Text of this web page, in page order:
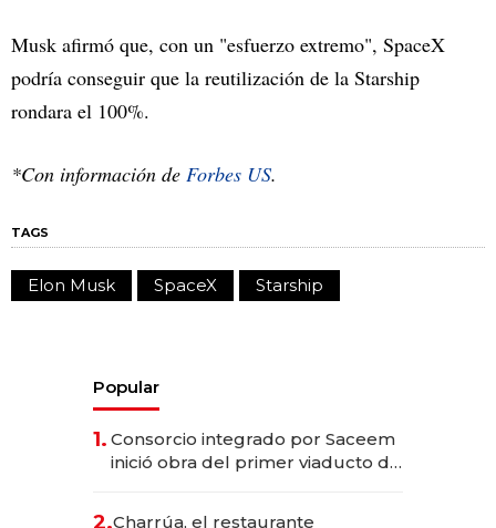
Musk afirmó que, con un "esfuerzo extremo", SpaceX
podría conseguir que la reutilización de la Starship
rondara el 100%.
*Con información de Forbes US.
TAGS
Elon Musk SpaceX Starship
Popular
1. Consorcio integrado por Saceem
inició obra del primer viaducto de
2.Charrúa, el restaurante